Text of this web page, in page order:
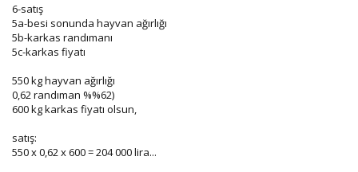
6-satış
5a-besi sonunda hayvan ağırlığı
5b-karkas randımanı
5c-karkas fiyatı
550 kg hayvan ağırlığı
0,62 randıman %%62)
600 kg karkas fiyatı olsun,
satış:
550 x 0,62 x 600 = 204 000 lira...